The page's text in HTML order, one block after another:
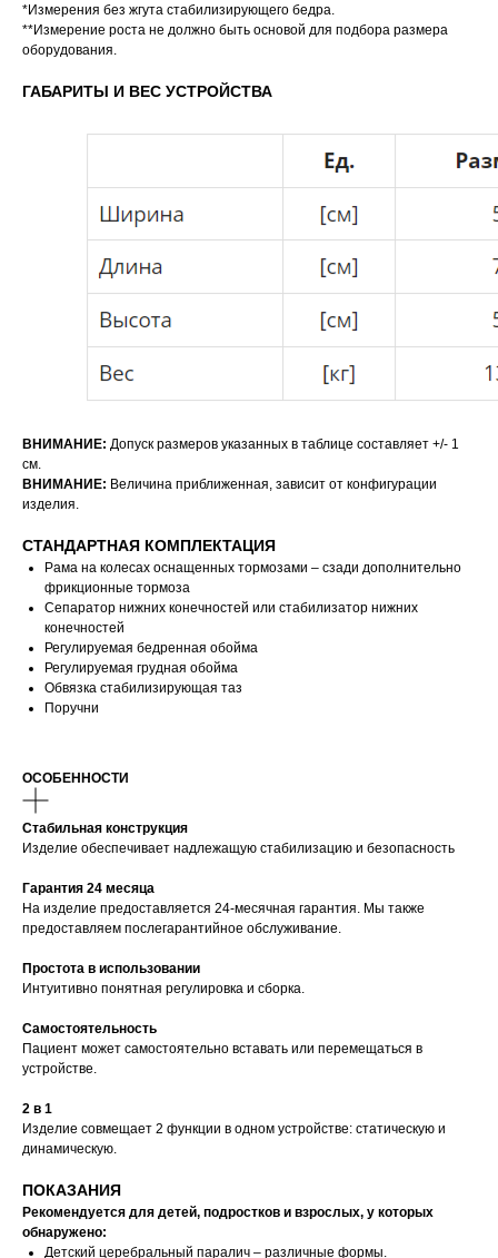
*Измерения без жгута стабилизирующего бедра.
**Измерение роста не должно быть основой для подбора размера
оборудования.
ГАБАРИТЫ И ВЕС УСТРОЙСТВА
ВНИМАНИЕ: Допуск размеров указанных в таблице составляет +/- 1
см.
ВНИМАНИЕ: Величина приближенная, зависит от конфигурации
изделия.
СТАНДАРТНАЯ КОМПЛЕКТАЦИЯ
Рама на колесах оснащенных тормозами – сзади дополнительно
фрикционные тормоза
Сепаратор нижних конечностей или стабилизатор нижних
конечностей
Регулируемая бедренная обойма
Регулируемая грудная обойма
Обвязка стабилизирующая таз
Поручни
ОСОБЕННОСТИ
Стабильная конструкция
Изделие обеспечивает надлежащую стабилизацию и безопасность
Гарантия 24 месяца
На изделие предоставляется 24-месячная гарантия. Мы также
предоставляем послегарантийное обслуживание.
Простота в использовании
Интуитивно понятная регулировка и сборка.
Самостоятельность
Пациент может самостоятельно вставать или перемещаться в
устройстве.
2 в 1
Изделие совмещает 2 функции в одном устройстве: статическую и
динамическую.
ПОКАЗАНИЯ
Рекомендуется для детей, подростков и взрослых, у которых
обнаружено:
Детский церебральный паралич – различные формы.